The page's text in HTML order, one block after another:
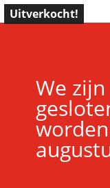
We
Uitverkocht!